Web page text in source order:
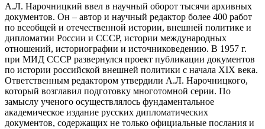
А.Л. Нарочницкий ввел в научный оборот тысячи архивных
документов. Он – автор и научный редактор более 400 работ
по всеобщей и отечественной истории, внешней политике и
дипломатии России и СССР, истории международных
отношений, историографии и источниковедению. В 1957 г.
при МИД СССР развернулся проект публикации документов
по истории российской внешней политики с начала XIX века.
Ответственным редактором утвердили А.Л. Нарочницкого,
который возглавил подготовку многотомной серии. По
замыслу ученого осуществлялось фундаментальное
академическое издание русских дипломатических
документов, содержащих не только официальные послания и